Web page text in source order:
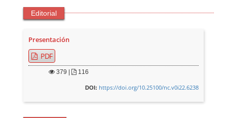
Editorial
Presentación
PDF
379 | 116
DOI: https://doi.org/10.25100/nc.v0i22.6238